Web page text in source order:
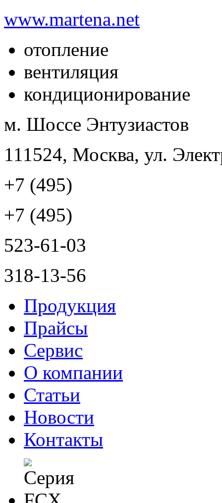
www.martena.net
отопление
вентиляция
кондиционирование
м. Шоссе Энтузиастов
111524, Москва, ул.
+7 (495)
+7 (495)
523-61-03
318-13-56
Продукция
Прайсы
Сервис
О компании
Статьи
Новости
Контакты